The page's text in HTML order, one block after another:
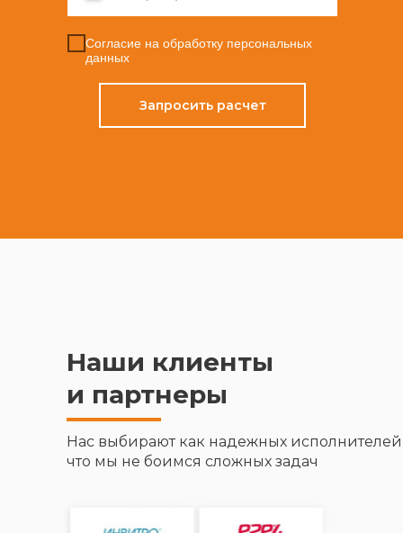
Согласие на обработку персональных
данных
Запросить расчет
Наши клиенты
и партнеры
Нас выбирают как надежных исполнителей
что мы не боимся сложных задач